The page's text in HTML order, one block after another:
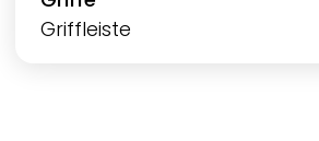
Griffleiste